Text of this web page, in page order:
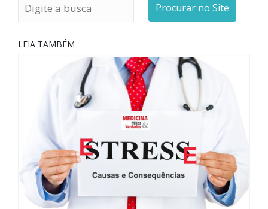
Procurar no Site
LEIA TAMBÉM